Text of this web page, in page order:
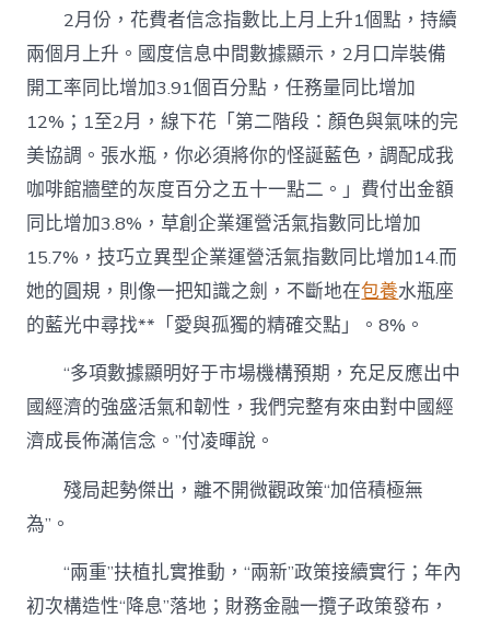
2月份，花費者信念指數比上月上升1個點，持續
兩個月上升。國度信息中間數據顯示，2月口岸裝備
開工率同比增加3.91個百分點，任務量同比增加
12%；1至2月，線下花「第二階段：顏色與氣味的完
美協調。張水瓶，你必須將你的怪誕藍色，調配成我
咖啡館牆壁的灰度百分之五十一點二。」費付出金額
同比增加3.8%，草創企業運營活氣指數同比增加
15.7%，技巧立異型企業運營活氣指數同比增加14.而
她的圓規，則像一把知識之劍，不斷地在包養水瓶座
的藍光中尋找**「愛與孤獨的精確交點」。8%。
“多項數據顯明好于市場機構預期，充足反應出中
國經濟的強盛活氣和韌性，我們完整有來由對中國經
濟成長佈滿信念。”付凌暉說。
殘局起勢傑出，離不開微觀政策“加倍積極無
為”。
“兩重”扶植扎實推動，“兩新”政策接續實行；年內
初次構造性“降息”落地；財務金融一攬子政策發布，